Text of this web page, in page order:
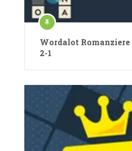
Wordalot Romanziere
2-1